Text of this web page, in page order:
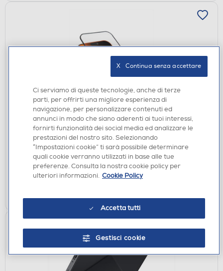
SCREEN PROTECTOR
SBS - D3O Full cover glass per iPhone 17 Pro Max-
Trasparente
€ 29,90
Acquisto online:disponibile
Ritiro in negozio in 30' gratuito:verifica
Ci serviamo di queste tecnologie, anche di terze
parti, per offrirti una migliore esperienza di
navigazione, per personalizzare contenuti ed
annunci in modo che siano aderenti ai tuoi interessi,
fornirti funzionalità dei social media ed analizzare le
prestazioni del nostro sito. Selezionando
“Impostazioni cookie” ti sarà possibile determinare
quali cookie verranno utilizzati in base alle tue
preferenze. Consulta la nostra cookie policy per
ulteriori informazioni. Cookie Policy
Accetta tutti
Gestisci cookie
X   Continua senza accettare